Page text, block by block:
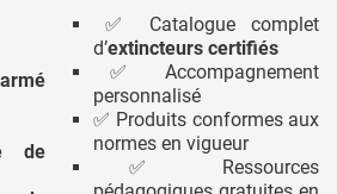
de
✅ Catalogue complet
d’extincteurs certifiés
✅ Accompagnement
personnalisé
✅ Produits conformes aux
normes en vigueur
✅ Ressources